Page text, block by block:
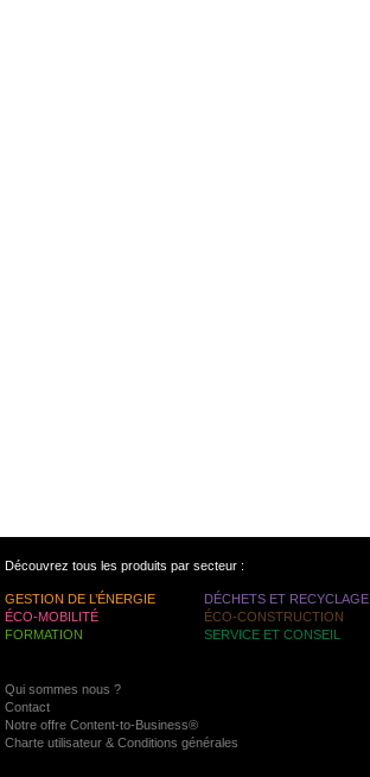
Découvrez tous les produits par secteur :
GESTION DE L’ÉNERGIE DÉCHETS ET RECYCLAGE
ÉCO-MOBILITÉ
ÉCO-CONSTRUCTION
FORMATION
SERVICE ET CONSEIL
Qui sommes nous ?
Contact
Notre offre Content-to-Business®
Charte utilisateur & Conditions générales